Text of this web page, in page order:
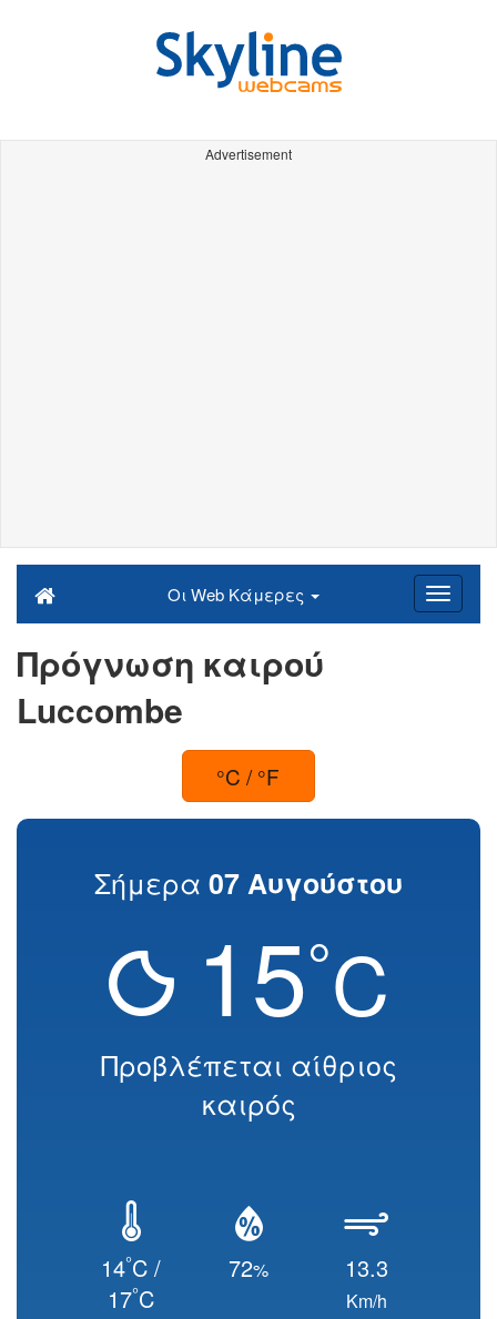
Advertisement
Οι Web Κάμερες
Πρόγνωση καιρού
Luccombe
°C / °F
Σήμερα 07 Αυγούστου
15°C
Προβλέπεται αίθριος
καιρός
14°C /
17°C
72% 13.3
Km/h